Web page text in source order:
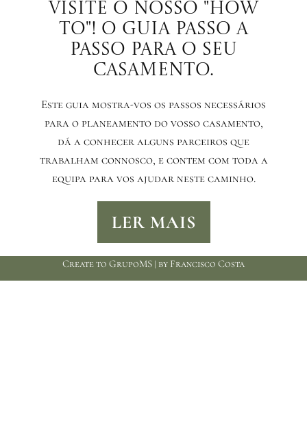
Visite o nosso "how
to"! o guia passo a
passo para o seu
casamento.
Este guia mostra-vos os passos necessários
para o planeamento do vosso casamento,
dá a conhecer alguns parceiros que
trabalham connosco, e contem com toda a
equipa para vos ajudar neste caminho.
LER MAIS
Create to GrupoMS | by Francisco Costa